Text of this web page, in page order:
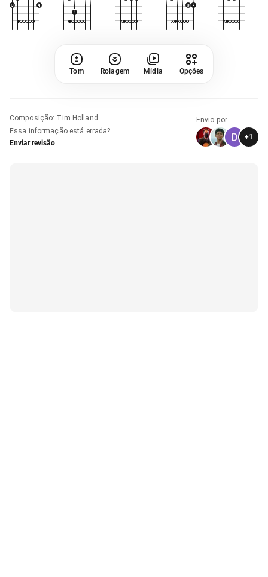
Tom Rolagem Mídia Opções
Composição: Tim Holland
Essa informação está errada?
Enviar revisão
Envio por
+1